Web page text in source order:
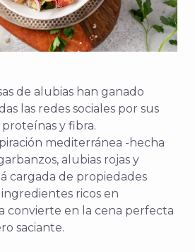
de alubias han ganado
las redes sociales por sus
y fibra.
mediterránea -hecha
alubias rojas y
cargada de propiedades
ricos en
convierte en la cena perfecta
saciante.